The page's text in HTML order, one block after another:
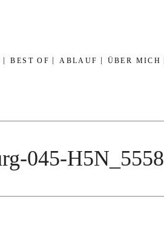
BEST OF ABLAUF ÜBER MICH
045-H5N_5558